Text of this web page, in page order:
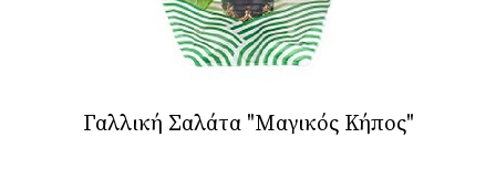
Γαλλική Σαλάτα "Μαγικός Κήπος"